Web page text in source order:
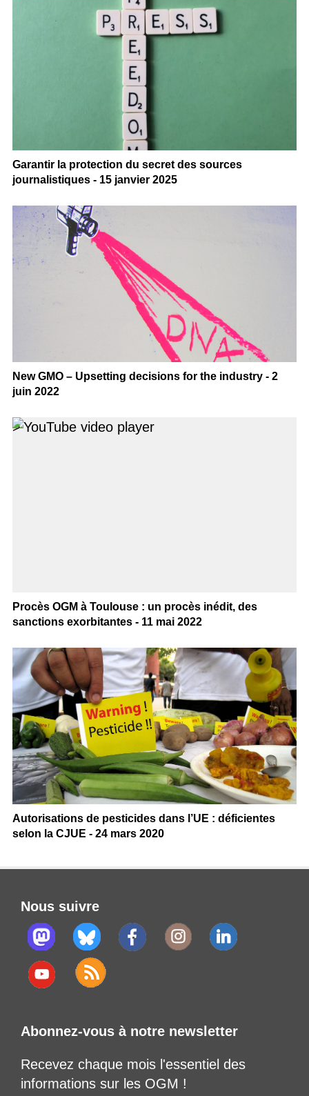
Garantir la protection du secret des sources
journalistiques - 15 janvier 2025
New GMO – Upsetting decisions for the industry - 2
juin 2022
>
Procès OGM à Toulouse : un procès inédit, des
sanctions exorbitantes - 11 mai 2022
Autorisations de pesticides dans l’UE : déficientes
selon la CJUE - 24 mars 2020
Nous suivre
Abonnez-vous à notre newsletter
Recevez chaque mois l'essentiel des
informations sur les OGM !